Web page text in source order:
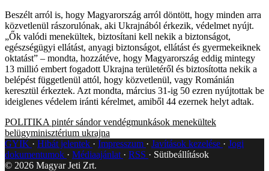
Beszélt arról is, hogy Magyarország arról döntött, hogy minden arra
közvetlenül rászorulónak, aki Ukrajnából érkezik, védelmet nyújt.
„Ők valódi menekültek, biztosítani kell nekik a biztonságot,
egészségügyi ellátást, anyagi biztonságot, ellátást és gyermekeiknek
oktatást” – mondta, hozzátéve, hogy Magyarország eddig mintegy
13 millió embert fogadott Ukrajna területéről és biztosította nekik a
belépést függetlenül attól, hogy közvetlenül, vagy Románián
keresztül érkeztek. Azt mondta, március 31-ig 50 ezren nyújtottak be
ideiglenes védelem iránti kérelmet, amiből 44 ezernek helyt adtak.
POLITIKA pintér sándor vendégmunkások menekültek
belügyminisztérium ukrajna
GYIK
Hibát jelentek Impresszum Javítások kezelése
Jogi
dokumentumok
Médiaajánlat RSS
Sütibeállítások
© 2026 Magyar Jeti Zrt.